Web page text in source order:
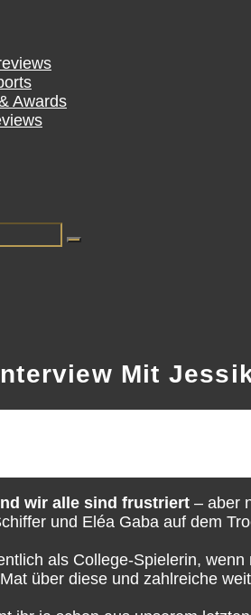
Awards
Mit
wir alle sind frustriert – aber
und Eléa Gaba auf dem
als College-Spielerin,
über diese und zahlreiche